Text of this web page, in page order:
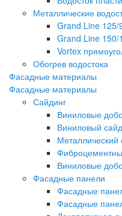
Металлические
Grand Line 125/
Grand Line 150/
Vortex
Обогрев водостока
Фасадные материалы
Фасадные материалы
Сайдинг
Виниловые
Виниловый
Металлический
Виниловые
Фасадные панели
Фасадные
Фасадные